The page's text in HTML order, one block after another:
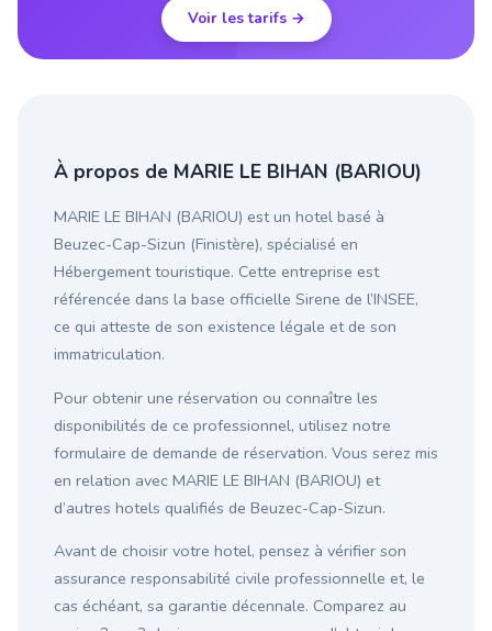
Voir les tarifs →
À propos de MARIE LE BIHAN (BARIOU)
MARIE LE BIHAN (BARIOU) est un hotel basé à
Beuzec-Cap-Sizun (Finistère), spécialisé en
Hébergement touristique. Cette entreprise est
référencée dans la base officielle Sirene de l’INSEE,
ce qui atteste de son existence légale et de son
immatriculation.
Pour obtenir une réservation ou connaître les
disponibilités de ce professionnel, utilisez notre
formulaire de demande de réservation. Vous serez mis
en relation avec MARIE LE BIHAN (BARIOU) et
d’autres hotels qualifiés de Beuzec-Cap-Sizun.
Avant de choisir votre hotel, pensez à vérifier son
assurance responsabilité civile professionnelle et, le
cas échéant, sa garantie décennale. Comparez au